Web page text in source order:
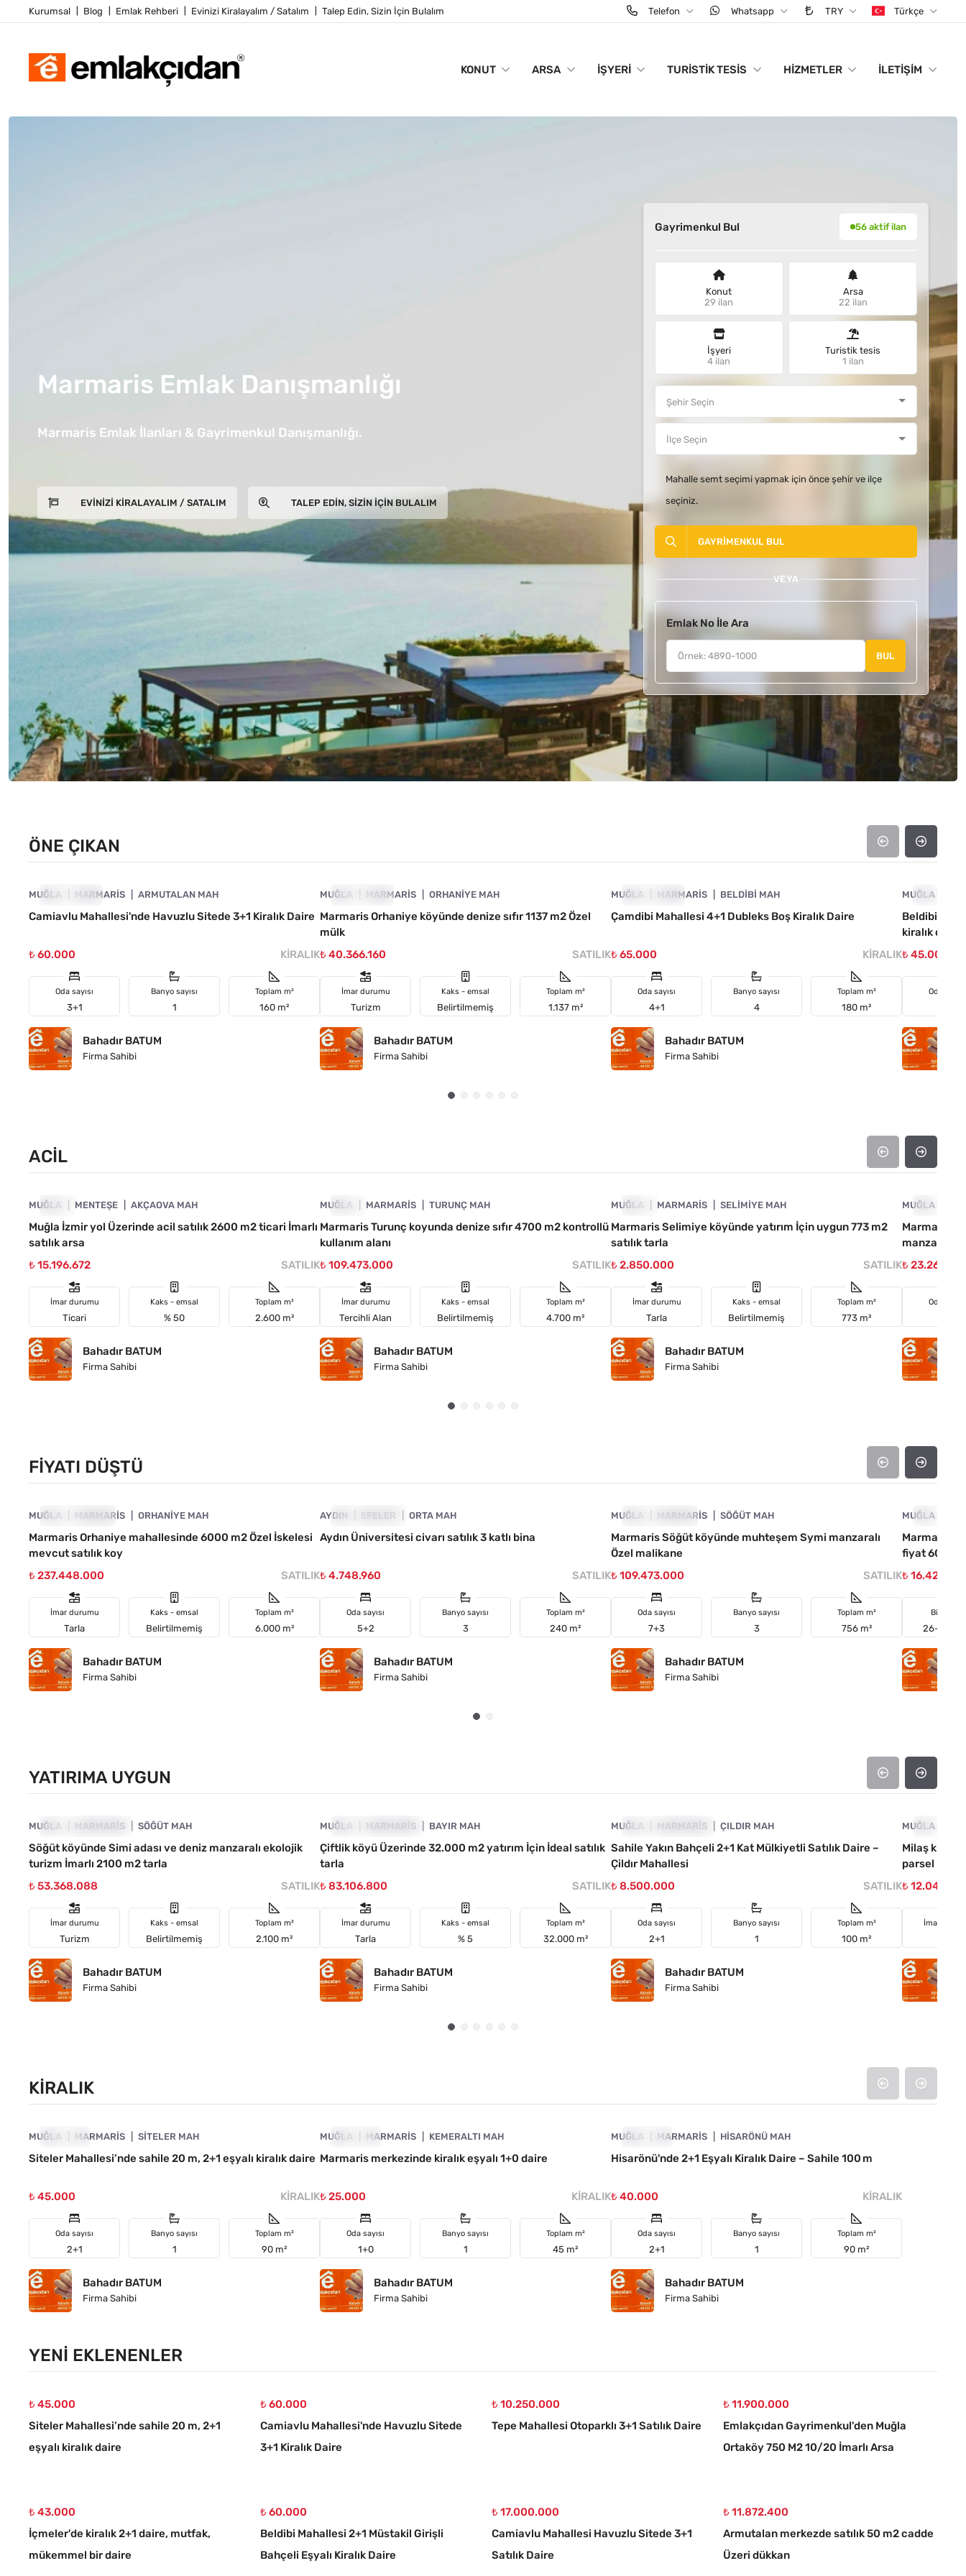
Kurumsal Blog Emlak Rehberi Evinizi Kiralayalım / Satalım Talep Edin, Sizin İçin Bulalım Telefon Whatsapp TRY Türkçe
KONUT ARSA İŞYERI TURISTIK TESIS HIZMETLER İLETIŞIM
Marmaris Emlak Danışmanlığı
Marmaris Emlak İlanları & Gayrimenkul Danışmanlığı.
EVINIZI KIRALAYALIM / SATALIM TALEP EDIN, SIZIN İÇIN BULALIM
Gayrimenkul Bul 56 aktif ilan
Konut
29 ilan
Arsa
22 ilan
İşyeri
4 ilan
Turistik tesis
1 ilan
Mahalle semt seçimi yapmak için önce şehir ve ilçe
seçiniz.
GAYRIMENKUL BUL
VEYA
Emlak No İle Ara
BUL
ÖNE ÇIKAN
ÖNE ÇIKAN
MUĞLA MARMARIS ARMUTALAN MAH
Camiavlu Mahallesi'nde Havuzlu Sitede 3+1 Kiralık Daire
₺ 60.000 KIRALIK
Oda sayısı
3+1
Banyo sayısı
1
Toplam m²
160 m²
Bahadır BATUM
Firma Sahibi
ÖNE ÇIKAN
MUĞLA MARMARIS ORHANIYE MAH
Marmaris Orhaniye köyünde denize sıfır 1137 m2 Özel
mülk
₺ 40.366.160
SATILIK
İmar durumu
Turizm
Kaks - emsal
Belirtilmemiş
Toplam m²
1.137 m²
Bahadır BATUM
Firma Sahibi
ÖNE ÇIKAN
MUĞLA MARMARIS BELDIBI MAH
Çamdibi Mahallesi 4+1 Dubleks Boş Kiralık Daire
₺ 65.000 KIRALIK
Oda sayısı
4+1
Banyo sayısı
4
Toplam m²
180 m²
Bahadır BATUM
Firma Sahibi
ÖNE
MUĞLA
Beldibi’nde
kiralık daire
₺ 45.000
Oda
ACIL
ACIL
MUĞLA MENTEŞE AKÇAOVA MAH
Muğla İzmir yol Üzerinde acil satılık 2600 m2 ticari İmarlı
satılık arsa
₺ 15.196.672
SATILIK
İmar durumu
Ticari
Kaks - emsal
% 50
Toplam m²
2.600 m²
Bahadır BATUM
Firma Sahibi
ACIL
MUĞLA MARMARIS TURUNÇ MAH
Marmaris Turunç koyunda denize sıfır 4700 m2 kontrollü
kullanım alanı
₺ 109.473.000
SATILIK
İmar durumu
Tercihli Alan
Kaks - emsal
Belirtilmemiş
Toplam m²
4.700 m²
Bahadır BATUM
Firma Sahibi
ACIL
MUĞLA MARMARIS SELIMIYE MAH
Marmaris Selimiye köyünde yatırım İçin uygun 773 m2
satılık tarla
₺ 2.850.000
SATILIK
İmar durumu
Tarla
Kaks - emsal
Belirtilmemiş
Toplam m²
773 m²
Bahadır BATUM
Firma Sahibi
ACIL
MUĞLA
Marmaris
manzaralı
₺
Oda
FIYATI DÜŞTÜ
FIYATI DÜŞTÜ
MUĞLA MARMARIS ORHANIYE MAH
Marmaris Orhaniye mahallesinde 6000 m2 Özel İskelesi
mevcut satılık koy
₺ 237.448.000
SATILIK
İmar durumu
Tarla
Kaks - emsal
Belirtilmemiş
Toplam m²
6.000 m²
Bahadır BATUM
Firma Sahibi
FIYATI DÜŞTÜ
AYDIN EFELER ORTA MAH
Aydın Üniversitesi civarı satılık 3 katlı bina
₺ 4.748.960 SATILIK
Oda sayısı
5+2
Banyo sayısı
3
Toplam m²
240 m²
Bahadır BATUM
Firma Sahibi
FIYATI DÜŞTÜ
MUĞLA MARMARIS SÖĞÜT MAH
Marmaris Söğüt köyünde muhteşem Symi manzaralı
Özel malikane
₺ 109.473.000
SATILIK
Oda sayısı
7+3
Banyo sayısı
3
Toplam m²
756 m²
Bahadır BATUM
Firma Sahibi
FIYATI
MUĞLA
Marmaris
fiyat
₺
Bina yaşı
26-30
YATIRIMA UYGUN
YATIRIMA UYGUN
MUĞLA MARMARIS SÖĞÜT MAH
Söğüt köyünde Simi adası ve deniz manzaralı ekolojik
turizm İmarlı 2100 m2 tarla
₺ 53.368.088
SATILIK
İmar durumu
Turizm
Kaks - emsal
Belirtilmemiş
Toplam m²
2.100 m²
Bahadır BATUM
Firma Sahibi
YATIRIMA UYGUN
MUĞLA MARMARIS BAYIR MAH
Çiftlik köyü Üzerinde 32.000 m2 yatırım İçin İdeal satılık
tarla
₺ 83.106.800
SATILIK
İmar durumu
Tarla
Kaks - emsal
% 5
Toplam m²
32.000 m²
Bahadır BATUM
Firma Sahibi
YATIRIMA UYGUN
MUĞLA MARMARIS ÇILDIR MAH
Sahile Yakın Bahçeli 2+1 Kat Mülkiyetli Satılık Daire –
Çildır Mahallesi
₺ 8.500.000
SATILIK
Oda sayısı
2+1
Banyo sayısı
1
Toplam m²
100 m²
Bahadır BATUM
Firma Sahibi
YATIRIMA
MUĞLA
Milaş
parsel
₺
İmar
KIRALIK
KIRALIK
MUĞLA MARMARIS SITELER MAH
Siteler Mahallesi’nde sahile 20 m, 2+1 eşyalı kiralık daire
₺ 45.000 KIRALIK
Oda sayısı
2+1
Banyo sayısı
1
Toplam m²
90 m²
Bahadır BATUM
Firma Sahibi
KIRALIK
MUĞLA MARMARIS KEMERALTI MAH
Marmaris merkezinde kiralık eşyalı 1+0 daire
₺ 25.000 KIRALIK
Oda sayısı
1+0
Banyo sayısı
1
Toplam m²
45 m²
Bahadır BATUM
Firma Sahibi
KIRALIK
MUĞLA MARMARIS HISARÖNÜ MAH
Hisarönü'nde 2+1 Eşyalı Kiralık Daire – Sahile 100 m
₺ 40.000 KIRALIK
Oda sayısı
2+1
Banyo sayısı
1
Toplam m²
90 m²
Bahadır BATUM
Firma Sahibi
YENI EKLENENLER
₺ 45.000
Siteler Mahallesi’nde sahile 20 m, 2+1
eşyalı kiralık daire
₺ 60.000
Camiavlu Mahallesi'nde Havuzlu Sitede
3+1 Kiralık Daire
₺ 10.250.000
Tepe Mahallesi Otoparklı 3+1 Satılık Daire
₺ 11.900.000
Emlakçıdan Gayrimenkul'den Muğla
Ortaköy 750 M2 10/20 İmarlı Arsa
₺ 43.000
İçmeler'de kiralık 2+1 daire, mutfak,
mükemmel bir daire
₺ 60.000
Beldibi Mahallesi 2+1 Müstakil Girişli
Bahçeli Eşyalı Kiralık Daire
₺ 17.000.000
Camiavlu Mahallesi Havuzlu Sitede 3+1
Satılık Daire
₺ 11.872.400
Armutalan merkezde satılık 50 m2 cadde
Üzeri dükkan